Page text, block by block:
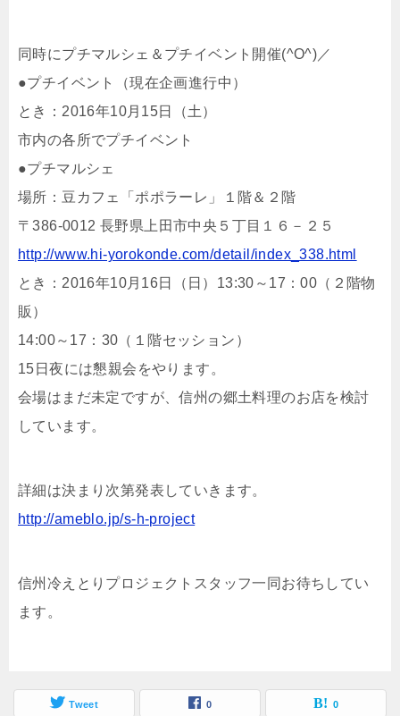
同時にプチマルシェ＆プチイベント開催(^O^)／
●プチイベント（現在企画進行中）
とき：2016年10月15日（土）
市内の各所でプチイベント
●プチマルシェ
場所：豆カフェ「ポポラーレ」１階＆２階
〒386-0012 長野県上田市中央５丁目１６－２５
http://www.hi-yorokonde.com/detail/index_338.html
とき：2016年10月16日（日）13:30～17：00（２階物
販）
14:00～17：30（１階セッション）
15日夜には懇親会をやります。
会場はまだ未定ですが、信州の郷土料理のお店を検討
しています。
詳細は決まり次第発表していきます。
http://ameblo.jp/s-h-project
信州冷えとりプロジェクトスタッフ一同お待ちしてい
ます。
Tweet 0 0